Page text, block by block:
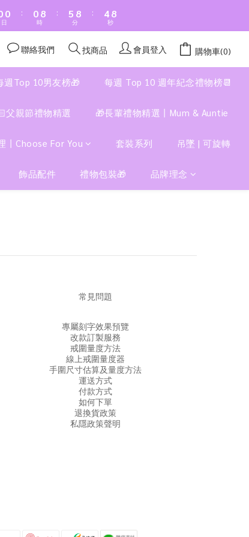
0
日
:
08
7
5
4
3
1
時
:
5
4
3
1
0
8
7
6
5
4
3
分
:
4
3
1
0
8
7
4
3
1
秒
聯絡我們 找商品 會員登入 購物車(0)
週Top 10男友榜🎁 每週 Top 10 週年紀念禮物榜📆
父親節禮物精選 🎁長輩禮物精選丨Mum & Auntie
丨Choose For You 套裝系列 吊墜 | 可旋轉
飾品配件 禮物包裝🎁 品牌理念
常見問題
專屬刻字效果預覽
改款訂製服務
戒圍量度方法
線上戒圍量度器
手圍尺寸估算及量度方法
運送方式
付款方式
如何下單
退換貨政策
私隱政策聲明